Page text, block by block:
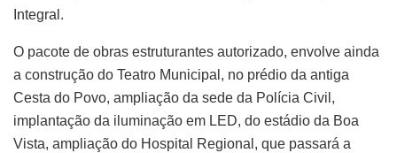
Integral.
O pacote de obras estruturantes autorizado, envolve ainda
a construção do Teatro Municipal, no prédio da antiga
Cesta do Povo, ampliação da sede da Polícia Civil,
implantação da iluminação em LED, do estádio da Boa
Vista, ampliação do Hospital Regional, que passará a